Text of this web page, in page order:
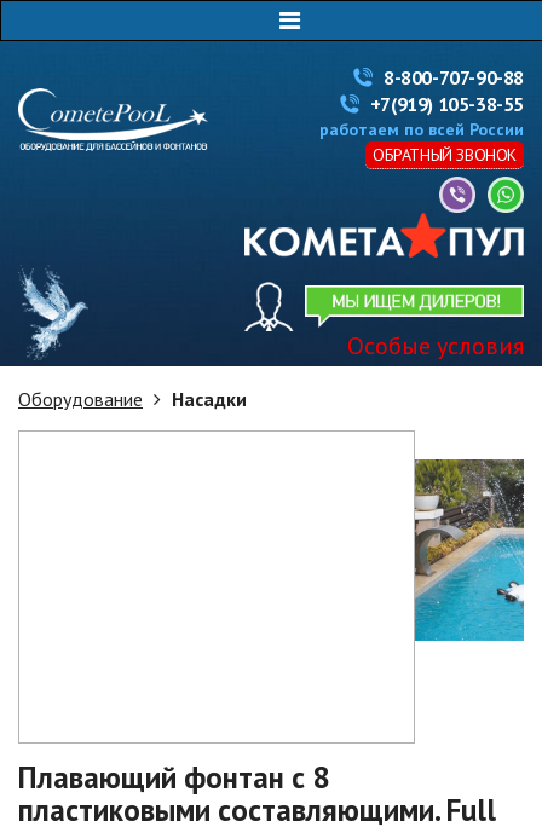
8-800-707-90-88
+7(919) 105-38-55
работаем по всей России
ОБРАТНЫЙ ЗВОНОК
Особые условия
Оборудование Насадки
Плавающий фонтан с 8
пластиковыми составляющими. Full